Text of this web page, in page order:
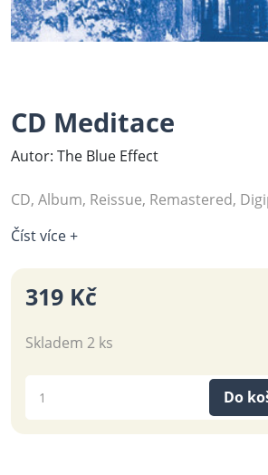
CD Meditace
Autor: The Blue Effect ‎
CD, Album, Reissue, Remastered,
Číst více +
319 Kč
Skladem 2 ks
Do